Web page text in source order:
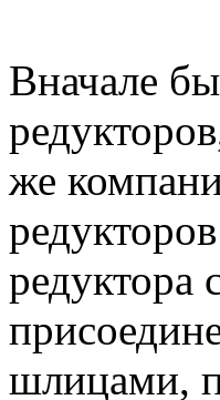
Вначале
же
редуктора
шлицами,